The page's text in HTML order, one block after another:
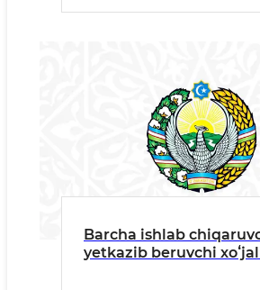
Barcha ishlab
yetkazib beruvchi